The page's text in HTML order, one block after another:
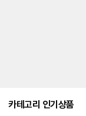
카테고리 인기상품